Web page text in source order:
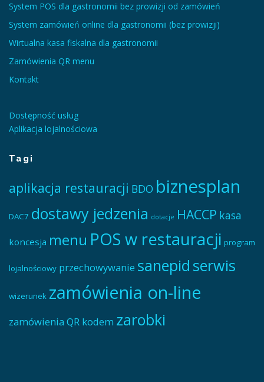
System POS dla gastronomii bez prowizji od zamówień
System zamówień online dla gastronomii (bez prowizji)
Wirtualna kasa fiskalna dla gastronomii
Zamówienia QR menu
Kontakt
Dostępność usług
Aplikacja lojalnościowa
Tagi
aplikacja restauracji BDO biznesplan
DAC7 dostawy jedzenia dotacje HACCP kasa
koncesja menu POS w restauracji program
lojalnościowy przechowywanie sanepid serwis
wizerunek zamówienia on-line
zamówienia QR kodem zarobki